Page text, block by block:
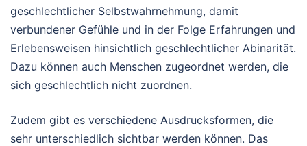
geschlechtlicher Selbstwahrnehmung, damit
verbundener Gefühle und in der Folge Erfahrungen und
Erlebensweisen hinsichtlich geschlechtlicher Abinarität.
Dazu können auch Menschen zugeordnet werden, die
sich geschlechtlich nicht zuordnen.
Zudem gibt es verschiedene Ausdrucksformen, die
sehr unterschiedlich sichtbar werden können. Das